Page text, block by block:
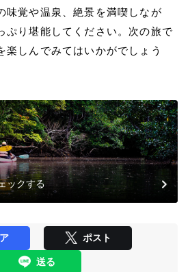
味覚や温泉、絶景を満喫しなが
ぷり堪能してください。次の旅で
楽しんでみてはいかがでしょう
ックする
ポスト
送る